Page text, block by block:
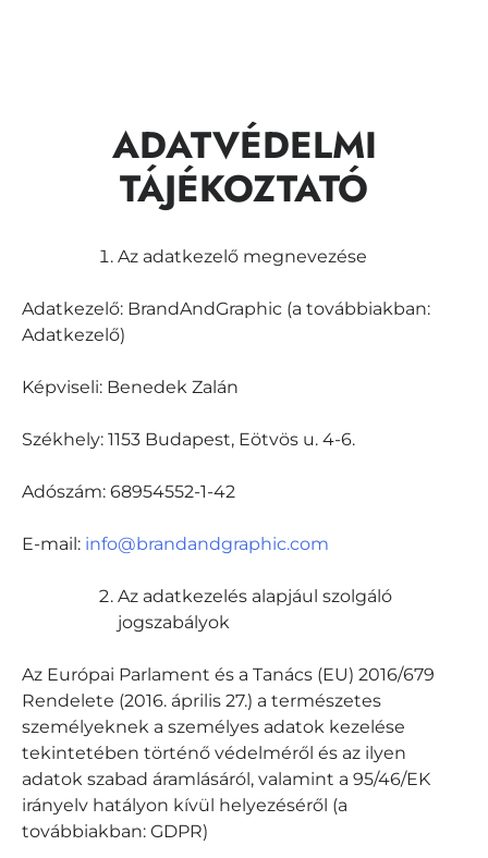
ADATVÉDELMI
TÁJÉKOZTATÓ
Az adatkezelő megnevezése
Adatkezelő: BrandAndGraphic (a továbbiakban:
Adatkezelő)
Képviseli: Benedek Zalán
Székhely: 1153 Budapest, Eötvös u. 4-6.
Adószám: 68954552-1-42
E-mail: info@brandandgraphic.com
Az adatkezelés alapjául szolgáló
jogszabályok
Az Európai Parlament és a Tanács (EU) 2016/679
Rendelete (2016. április 27.) a természetes
személyeknek a személyes adatok kezelése
tekintetében történő védelméről és az ilyen
adatok szabad áramlásáról, valamint a 95/46/EK
irányelv hatályon kívül helyezéséről (a
továbbiakban: GDPR)